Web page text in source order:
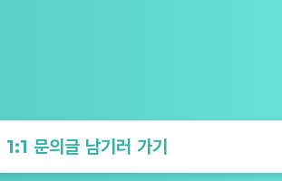
1:1 문의글 남기러 가기